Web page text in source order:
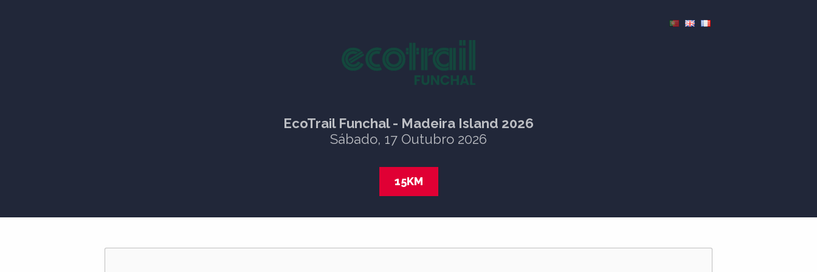
EcoTrail Funchal - Madeira Island 2026
Sábado, 17 Outubro 2026
15KM